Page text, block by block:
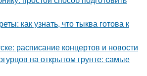
как узнать, что тыква готова к
расписание концертов и новости
на открытом грунте: самые